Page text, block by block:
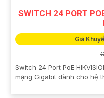
SWITCH 24 PORT
Giá
Switch 24 Port PoE
mạng Gigabit dành cho hệ